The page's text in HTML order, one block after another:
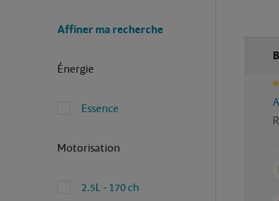
Affiner ma recherche
Énergie
Essence
Motorisation
2.5L - 170 ch